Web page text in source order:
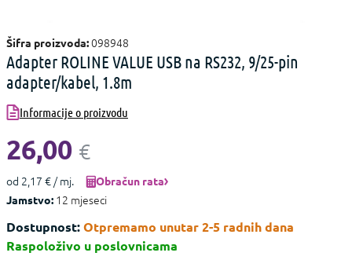
Šifra proizvoda:098948
Adapter ROLINE VALUE USB na RS232, 9/25-pin
adapter/kabel, 1.8m
Informacije o proizvodu
26,00 €
od 2,17 € / mj.
Obračun rata
Jamstvo: 12 mjeseci
Dostupnost:Otpremamo unutar 2-5 radnih dana
Raspoloživo u poslovnicama